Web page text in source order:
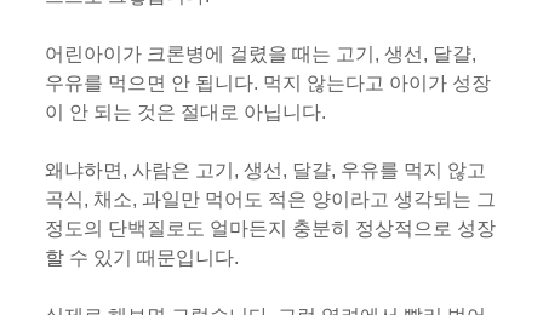
어린아이가 크론병에 걸렸을 때는 고기, 생선, 달걀,
우유를 먹으면 안 됩니다. 먹지 않는다고 아이가 성장
이 안 되는 것은 절대로 아닙니다.
왜냐하면, 사람은 고기, 생선, 달걀, 우유를 먹지 않고
곡식, 채소, 과일만 먹어도 적은 양이라고 생각되는 그
정도의 단백질로도 얼마든지 충분히 정상적으로 성장
할 수 있기 때문입니다.